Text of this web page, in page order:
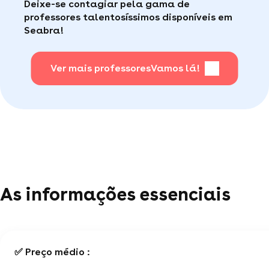
Faça sua busca, com apena um clique, é muito
consumidor de qualidade disponível para te ajudar
(por telefone e e-mail, 5J/7).
Para saber + acesse nossa página de perguntas
mais frequentes.
Deixe-se contagiar pela gama de
professores talentosíssimos disponíveis em
Seabra!
Ver mais professoresVamos lá!
As informações essenciais
✅ Preço médio :